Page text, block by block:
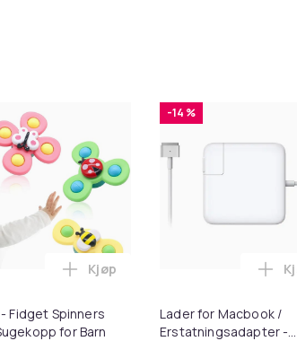
omformer 1080p i handlekurven
Fidget Spinners
for Barn
Legg 3-Pak - Fidget Spinners
Kjøp
-14 %
Lader for Macbook /
Erstatningsadapter -